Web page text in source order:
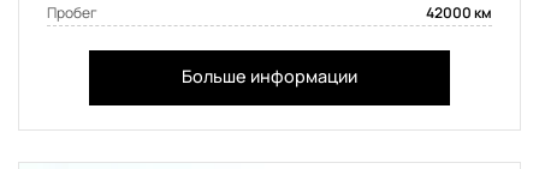
Пробег 42000 км
Больше информации